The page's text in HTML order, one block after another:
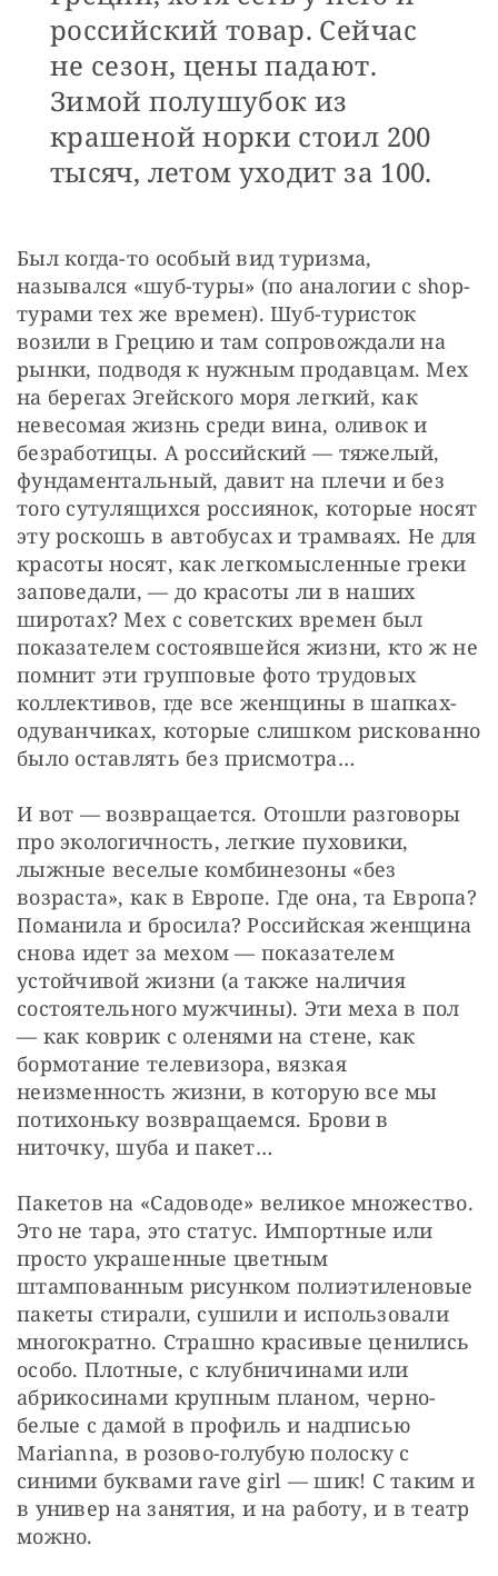
российский товар. Сейчас
не сезон, цены падают.
Зимой полушубок из
крашеной норки стоил 200
тысяч, летом уходит за 100.
Был когда-то особый вид туризма,
назывался «шуб-туры» (по аналогии с shop-
турами тех же времен). Шуб-туристок
возили в Грецию и там сопровождали на
рынки, подводя к нужным продавцам. Мех
на берегах Эгейского моря легкий, как
невесомая жизнь среди вина, оливок и
безработицы. А российский — тяжелый,
фундаментальный, давит на плечи и без
того сутулящихся россиянок, которые носят
эту роскошь в автобусах и трамваях. Не для
красоты носят, как легкомысленные греки
заповедали, — до красоты ли в наших
широтах? Мех с советских времен был
показателем состоявшейся жизни, кто ж не
помнит эти групповые фото трудовых
коллективов, где все женщины в шапках-
одуванчиках, которые слишком рискованно
было оставлять без присмотра…
И вот — возвращается. Отошли разговоры
про экологичность, легкие пуховики,
лыжные веселые комбинезоны «без
возраста», как в Европе. Где она, та Европа?
Поманила и бросила? Российская женщина
снова идет за мехом — показателем
устойчивой жизни (а также наличия
состоятельного мужчины). Эти меха в пол
— как коврик с оленями на стене, как
бормотание телевизора, вязкая
неизменность жизни, в которую все мы
потихоньку возвращаемся. Брови в
ниточку, шуба и пакет…
Пакетов на «Садоводе» великое множество.
Это не тара, это статус. Импортные или
просто украшенные цветным
штампованным рисунком полиэтиленовые
пакеты стирали, сушили и использовали
многократно. Страшно красивые ценились
особо. Плотные, с клубничинами или
абрикосинами крупным планом, черно-
белые с дамой в профиль и надписью
Marianna, в розово-голубую полоску с
синими буквами rave girl — шик! С таким и
в универ на занятия, и на работу, и в театр
можно.